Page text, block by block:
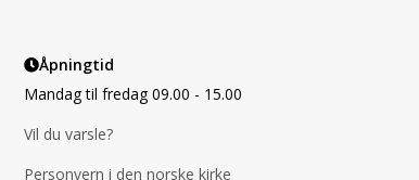
Åpningtid
Mandag til fredag 09.00 - 15.00
Vil du varsle?
Personvern i den norske kirke